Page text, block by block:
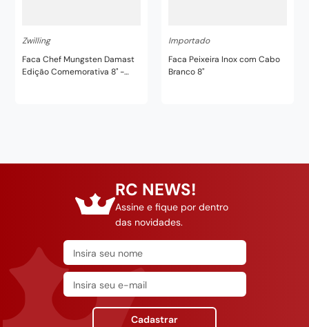
Zwilling
Faca Chef Mungsten Damast
Edição Comemorativa 8" -
Importado
Faca Peixeira Inox com Cabo
Branco 8"
RC NEWS!
Assine e fique por dentro
das novidades.
Cadastrar